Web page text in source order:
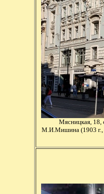
Мясницкая, 18,
М.И.Мишина (1903 г.,